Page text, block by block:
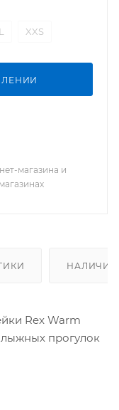
XXS
магазина и
НАЛИЧИЕ
Rex Warm
лыжных прогулок